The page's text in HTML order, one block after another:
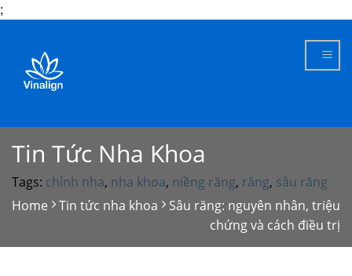
;
content
Tin Tức Nha Khoa
Tags: chỉnh nha, nha khoa, niềng răng, răng, sâu răng
Home
Tin tức nha khoa
Sâu răng: nguyên nhân, triệu
chứng và cách điều trị